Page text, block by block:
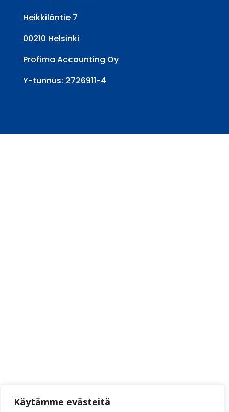
Käytämme evästeitä
Heikkiläntie 7
00210 Helsinki
Profima Accounting Oy
Y-tunnus: 2726911-4